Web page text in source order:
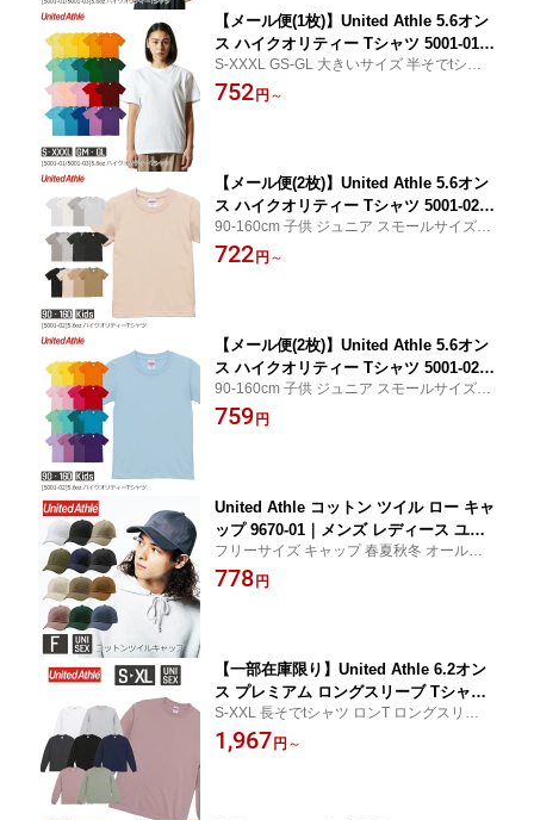
【メール便(1枚)】United Athle 5.6オン
ス ハイクオリティー Tシャツ 5001-01｜
メンズ レディース ユニセックス｜無地
半袖｜茶 ブラウン 赤 レッド ピンク 橙
S-XXXL GS-GL 大きいサイズ 半そでtシャツ
トップス トレーニング 部活 体操服 練習着
運動会 ダンス 文化祭 スポーツ 制服 ユニフ
752円 ～
【メール便(2枚)】United Athle 5.6オン
ス ハイクオリティー Tシャツ 5001-02｜
キッズ 男の子 女の子｜無地 半袖｜白
ホワイト グレー 黒 ブラック オートミ
90-160cm 子供 ジュニア スモールサイズ 半
そでtシャツ トップス 夏秋 親子 お揃い 小学
生 保育園幼稚園 体操服 お遊戯会 部活 運動
722円 ～
【メール便(2枚)】United Athle 5.6オン
ス ハイクオリティー Tシャツ 5001-02｜
キッズ 男の子 女の子｜無地 半袖｜茶
ブラウン 赤 レッド ピンク 橙 黄 緑 水色
90-160cm 子供 ジュニア スモールサイズ 半
そでtシャツ トップス 夏秋 親子 お揃い 小学
生 保育園幼稚園 体操服 お遊戯会 部活 運動
759円
United Athle コットン ツイル ロー キャ
ップ 9670-01｜メンズ レディース ユニ
セックス｜無地 帽子｜白 ホワイト 象牙
生成り アイボリー 黒 ブラック ベージ
フリーサイズ キャップ 春夏秋冬 オールシ
ーズン 紫外線対策 レジャー スポーツ 部活
運動会 ダンス 文化祭 お揃い 衣装 ユナイテ
778円
【一部在庫限り】United Athle 6.2オン
ス プレミアム ロングスリーブ Tシャツ
（2.1インチリブ） 5913 -01｜メンズ レ
ディース ユニセックス｜無地 長袖｜白
S-XXL 長そでtシャツ ロンT ロングスリーブ
トップス 春夏秋冬 文化祭 学園祭 発表会 ダ
ンス 衣装 ストリート 部屋着 普段着 ユナイ
1,967円 ～